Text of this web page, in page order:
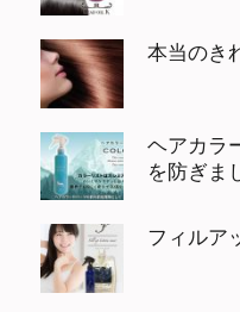
本当のき
ヘアカラ
を防ぎま
フィルア